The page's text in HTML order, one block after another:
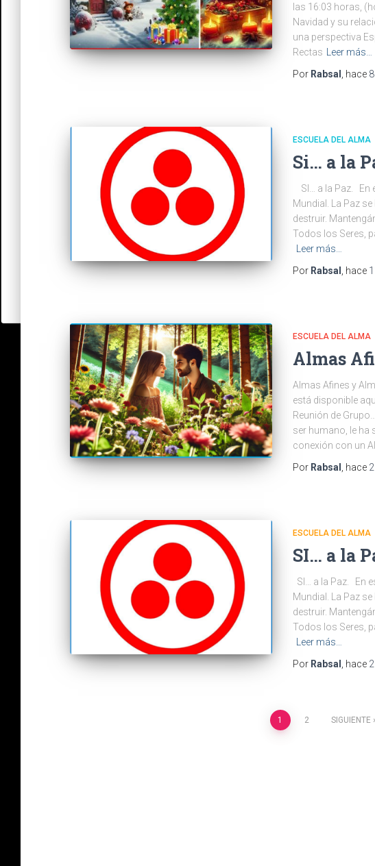
las 16:03 horas,
Navidad y su
una perspectiva
Rectas
Leer más…
Por Rabsal , hace
ESCUELA DEL ALMA
Si… a la
SI… a la Paz. En
Mundial. La Paz
destruir.
Todos los Seres,
Leer más…
Por Rabsal , hace
ESCUELA DEL ALMA
Almas
Almas Afines y
está disponible
Reunión de
ser humano, le ha
conexión con un
Por Rabsal , hace
ESCUELA DEL ALMA
SI… a la
SI… a la Paz. En
Mundial. La Paz
destruir.
Todos los Seres,
Leer más…
Por Rabsal , hace
1 2 SIGUIENTE